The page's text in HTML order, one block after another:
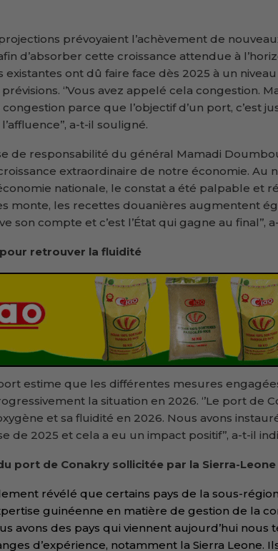
prévoyaient l’achèvement de
d’absorber cette croissance attendue à
ont dû faire face dès 2025 à un niveau
‘’Vous avez appelé cela congestion.
parce que l’objectif d’un port, c’est
a-t-il souligné.
de responsabilité du général Mamadi
extraordinaire de notre économie. Au
nationale, le constat a été palpable et
monte, les recettes douanières augmentent
son compte et c’est l’État qui gagne au final’’,
retrouver la fluidité
estime que les différentes mesures
la situation en 2026. ‘’Le port de
et sa fluidité en 2026. Nous avons
de 2025 et cela a eu un impact positif’’, a-t-il
port de Conakry sollicitée par la Sierra-Leone
révélé que certains pays de la sous-
guinéenne en matière de gestion de la
avons des pays qui viennent aujourd’hui nous
d’expérience, notamment la Sierra Leone.